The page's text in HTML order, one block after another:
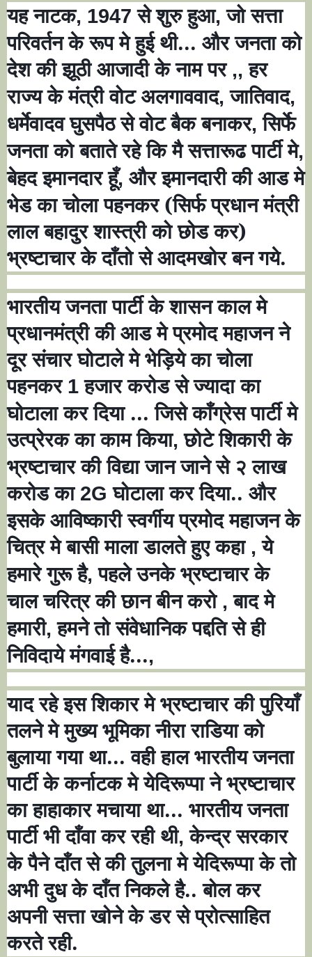
यह नाटक, 1947से शुरु हुआ,जो सत्ता
परिवर्तन के रूप मे हुई थी... और जनता को
देश की झूठी आजादी के नाम पर ,,हर
राज्य के मंत्री वोट अलगाववाद,जातिवाद,
धर्मेवादव घुसपैठ से वोट बैक बनाकर,सिर्फे
जनता को बताते रहे कि मै सत्तारूढ पार्टी मे,
बेहद इमानदार हूँ, और इमानदारी की आड मे
भेड का चोला पहनकर (सिर्फ प्रधान मंत्री
लाल बहादुर शास्त्री को छोड कर)
भ्रष्टाचार के दाँतो से आदमखोर बन गये.
भारतीय जनता पार्टी के शासन काल मे
प्रधानमंत्री की आड मे प्रमोद महाजन ने
दूर संचार घोटाले मे भेड़िये का चोला
पहनकर 1हजार करोड से ज्यादा का
घोटाला कर दिया ... जिसे काँग्रेस पार्टी मे
उत्प्रेरक का काम किया,छोटे शिकारी के
भ्रष्टाचार की विद्या जान जाने से २ लाख
करोड का 2Gघोटाला कर दिया.. और
इसके आविष्कारी स्वर्गीय प्रमोद महाजन के
चित्र मे बासी माला डालते हुए कहा ,ये
हमारे गुरू है,पहले उनके भ्रष्टाचार के
चाल चरित्र की छान बीन करो ,बाद मे
हमारी,हमने तो संवेधानिक पद्दति से ही
निविदाये मंगवाई है...,
याद रहे इस शिकार मे भ्रष्टाचार की पुरियाँ
तलने मे मुख्य भूमिका नीरा राडिया को
बुलाया गया था... वही हाल भारतीय जनता
पार्टी के कर्नाटक मे येदिरूप्पा ने भ्रष्टाचार
का हाहाकार मचाया था... भारतीय जनता
पार्टी भी दाँवा कर रही थी,केन्द्र सरकार
के पैने दाँत से की तुलना मे येदिरूप्पा के तो
अभी दुध के दाँत निकले है.. बोल कर
अपनी सत्ता खोने के डर से प्रोत्साहित
करते रही.